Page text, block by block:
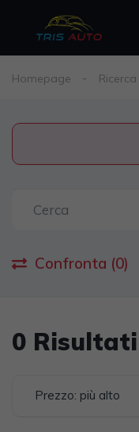
Homepage Ricerca
Confronta (0)
0 Risultati
Prezzo: più alto